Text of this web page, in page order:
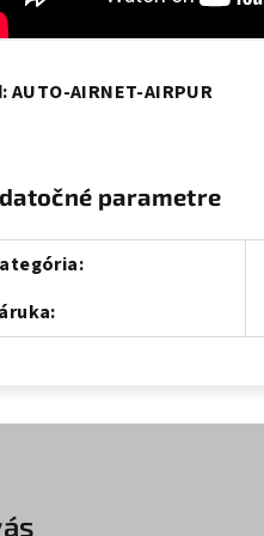
AUTO-AIRNET-AIRPUR
parametre
:
: